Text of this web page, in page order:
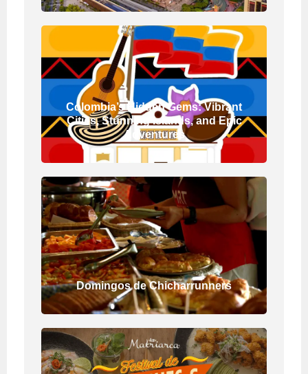
Colombia’s Hidden Gems: Vibrant
Cities, Stunning Islands, and Epic
Adventures
Domingos de Chicharrunners